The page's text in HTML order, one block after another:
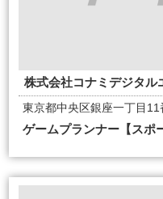
株式会社コナミデジタル
東京都中央区銀座一丁目11
ゲームプランナー【スポ